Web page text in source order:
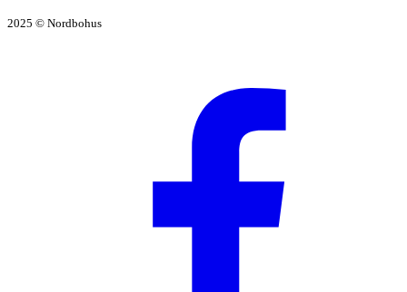
2025 © Nordbohus